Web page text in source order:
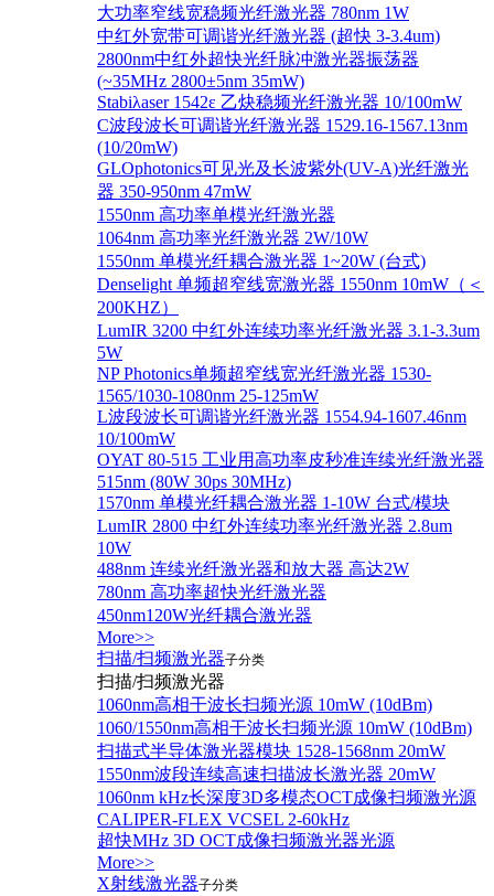
大功率窄线宽稳频光纤激光器 780nm 1W
中红外宽带可调谐光纤激光器 (超快 3-3.4um)
2800nm中红外超快光纤脉冲激光器振荡器
(~35MHz 2800±5nm 35mW)
Stabiλaser 1542ε 乙炔稳频光纤激光器 10/100mW
C波段波长可调谐光纤激光器 1529.16-1567.13nm
(10/20mW)
GLOphotonics可见光及长波紫外(UV-A)光纤激光
器 350-950nm 47mW
1550nm 高功率单模光纤激光器
1064nm 高功率光纤激光器 2W/10W
1550nm 单模光纤耦合激光器 1~20W (台式)
Denselight 单频超窄线宽激光器 1550nm 10mW（＜
200KHZ）
LumIR 3200 中红外连续功率光纤激光器 3.1-3.3um
5W
NP Photonics单频超窄线宽光纤激光器 1530-
1565/1030-1080nm 25-125mW
L波段波长可调谐光纤激光器 1554.94-1607.46nm
10/100mW
OYAT 80-515 工业用高功率皮秒准连续光纤激光器
515nm (80W 30ps 30MHz)
1570nm 单模光纤耦合激光器 1-10W 台式/模块
LumIR 2800 中红外连续功率光纤激光器 2.8um
10W
488nm 连续光纤激光器和放大器 高达2W
780nm 高功率超快光纤激光器
450nm120W光纤耦合激光器
More>>
扫描/扫频激光器子分类
扫描/扫频激光器
1060nm高相干波长扫频光源 10mW (10dBm)
1060/1550nm高相干波长扫频光源 10mW (10dBm)
扫描式半导体激光器模块 1528-1568nm 20mW
1550nm波段连续高速扫描波长激光器 20mW
1060nm kHz长深度3D多模态OCT成像扫频激光源
CALIPER-FLEX VCSEL 2-60kHz
超快MHz 3D OCT成像扫频激光器光源
More>>
X射线激光器子分类